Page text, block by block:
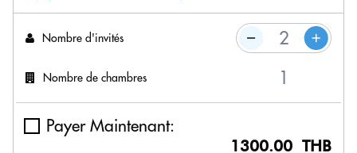
Nombre d'invités
Nombre de chambres
Payer Maintenant:
1300.00 THB